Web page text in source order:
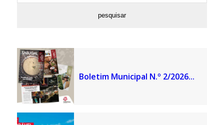
Boletim Municipal N.º 2/2026...